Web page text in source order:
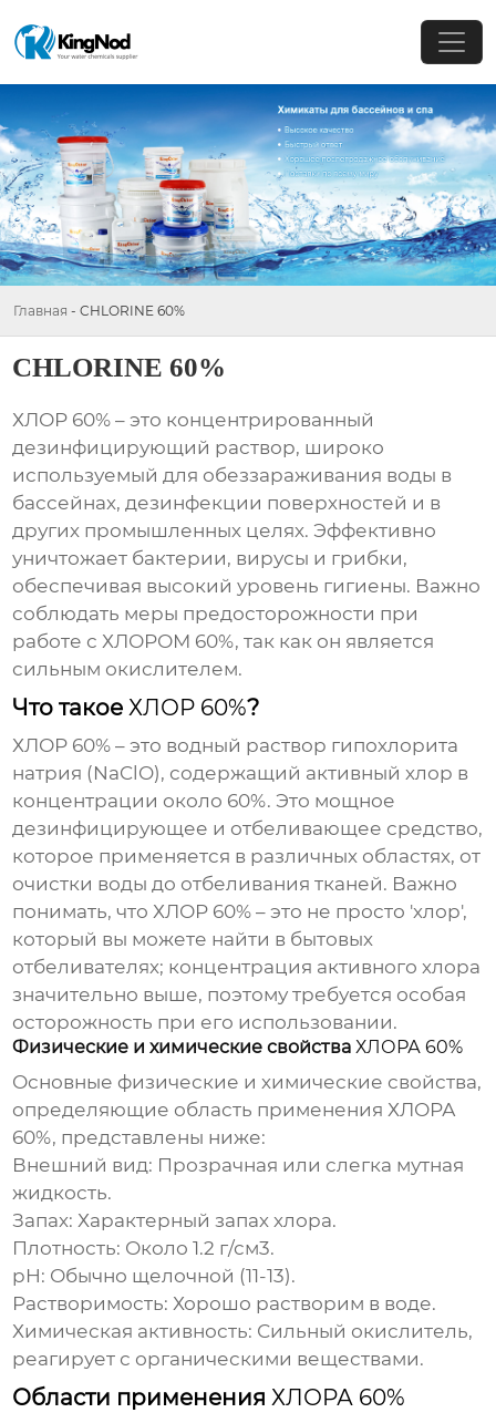
Главная - CHLORINE 60%
CHLORINE 60%
ХЛОР 60% – это концентрированный
дезинфицирующий раствор, широко
используемый для обеззараживания воды в
бассейнах, дезинфекции поверхностей и в
других промышленных целях. Эффективно
уничтожает бактерии, вирусы и грибки,
обеспечивая высокий уровень гигиены. Важно
соблюдать меры предосторожности при
работе сХЛОРОМ 60%, так как он является
сильным окислителем.
Что такоеХЛОР 60%?
ХЛОР 60% – это водный раствор гипохлорита
натрия (NaClO), содержащий активный хлор в
концентрации около 60%. Это мощное
дезинфицирующее и отбеливающее средство,
которое применяется в различных областях, от
очистки воды до отбеливания тканей. Важно
понимать, чтоХЛОР 60% – это не просто 'хлор',
который вы можете найти в бытовых
отбеливателях; концентрация активного хлора
значительно выше, поэтому требуется особая
осторожность при его использовании.
Физические и химические свойстваХЛОРА 60%
Основные физические и химические свойства,
определяющие область примененияХЛОРА
60%, представлены ниже:
Внешний вид: Прозрачная или слегка мутная
жидкость.
Запах: Характерный запах хлора.
Плотность: Около 1.2 г/см3.
pH: Обычно щелочной (11-13).
Растворимость: Хорошо растворим в воде.
Химическая активность: Сильный окислитель,
реагирует с органическими веществами.
Области примененияХЛОРА 60%